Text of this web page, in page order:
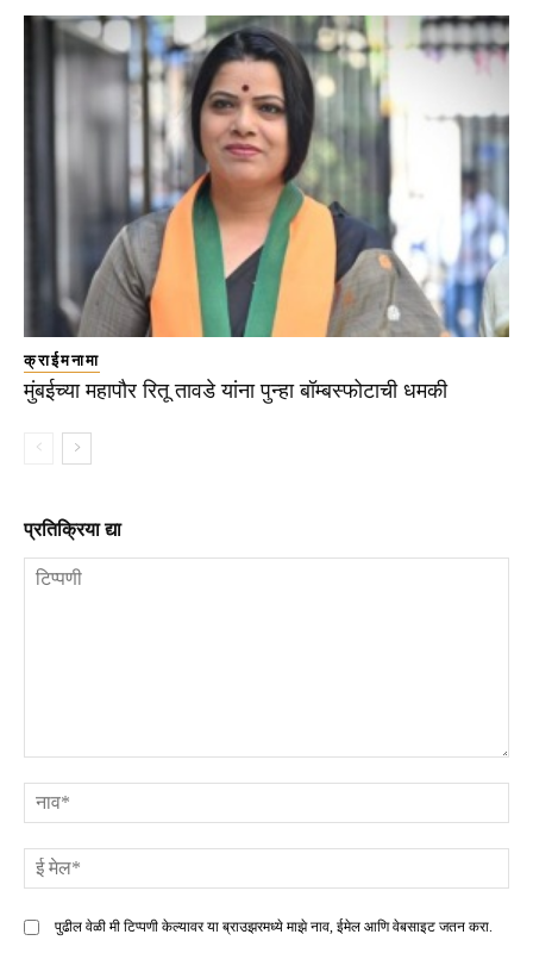
क्राईमनामा
मुंबईच्या महापौर रितू तावडे यांना पुन्हा बॉम्बस्फोटाची धमकी
प्रतिक्रिया द्या
पुढील वेळी मी टिप्पणी केल्यावर या ब्राउझरमध्ये माझे नाव, ईमेल आणि वेबसाइट जतन करा.